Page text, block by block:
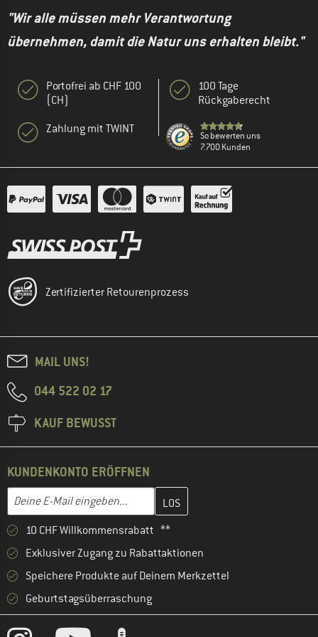
"Wir alle müssen mehr Verantwortung
übernehmen, damit die Natur uns erhalten bleibt."
Portofrei ab CHF 100
(CH)
Zahlung mit TWINT
100 Tage
Rückgaberecht
So bewerten uns
7.700 Kunden
Zertifizierter Retourenprozess
MAIL UNS!
044 522 02 17
KAUF BEWUSST
KUNDENKONTO ERÖFFNEN
E-Mail-Adresse
Gib hier deine E-Mail-Adresse ein und erstelle im nächsten
10 CHF Willkommensrabatt **
Exklusiver Zugang zu Rabattaktionen
Speichere Produkte auf Deinem Merkzettel
Geburtstagsüberraschung